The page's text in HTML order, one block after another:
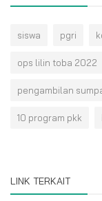
siswa pgri
ops lilin toba 2022
pengambilan
10 program pkk
LINK TERKAIT